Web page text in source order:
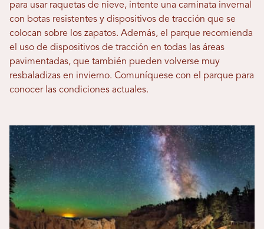
para usar raquetas de nieve, intente una caminata invernal
con botas resistentes y dispositivos de tracción que se
colocan sobre los zapatos. Además, el parque recomienda
el uso de dispositivos de tracción en todas las áreas
pavimentadas, que también pueden volverse muy
resbaladizas en invierno. Comuníquese con el parque para
conocer las condiciones actuales.